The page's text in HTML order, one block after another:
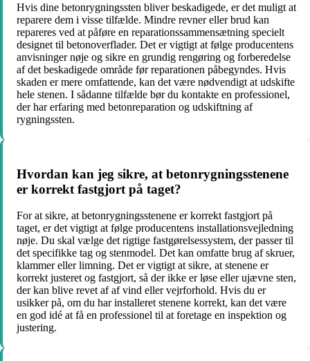
Hvis dine betonrygningssten bliver beskadigede, er det muligt at
reparere dem i visse tilfælde. Mindre revner eller brud kan
repareres ved at påføre en reparationssammensætning specielt
designet til betonoverflader. Det er vigtigt at følge producentens
anvisninger nøje og sikre en grundig rengøring og forberedelse
af det beskadigede område før reparationen påbegyndes. Hvis
skaden er mere omfattende, kan det være nødvendigt at udskifte
hele stenen. I sådanne tilfælde bør du kontakte en professionel,
der har erfaring med betonreparation og udskiftning af
rygningssten.
Hvordan kan jeg sikre, at betonrygningsstenene
er korrekt fastgjort på taget?
For at sikre, at betonrygningsstenene er korrekt fastgjort på
taget, er det vigtigt at følge producentens installationsvejledning
nøje. Du skal vælge det rigtige fastgørelsessystem, der passer til
det specifikke tag og stenmodel. Det kan omfatte brug af skruer,
klammer eller limning. Det er vigtigt at sikre, at stenene er
korrekt justeret og fastgjort, så der ikke er løse eller ujævne sten,
der kan blive revet af af vind eller vejrforhold. Hvis du er
usikker på, om du har installeret stenene korrekt, kan det være
en god idé at få en professionel til at foretage en inspektion og
justering.